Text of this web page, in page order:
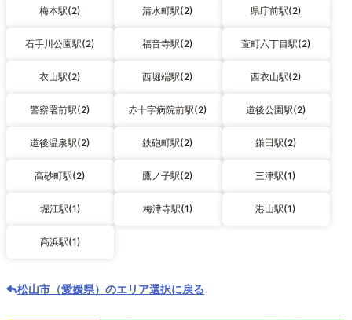
梅本駅(2) 清水町駅(2) 県庁前駅(2)
石手川公園駅(2) 福音寺駅(2) 萱町六丁目駅(2)
衣山駅(2) 西堀端駅(2) 西衣山駅(2)
警察署前駅(2) 赤十字病院前駅(2) 道後公園駅(2)
道後温泉駅(2) 鉄砲町駅(2) 鎌田駅(2)
高砂町駅(2) 鷹ノ子駅(2) 三津駅(1)
堀江駅(1) 梅津寺駅(1) 港山駅(1)
高浜駅(1)
松山市（愛媛県）のエリア選択に戻る